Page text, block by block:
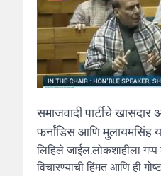
समाजवादी पार्टीचे
फर्नांडिस आणि मुलायमसिंह
लिहिले जाईल.लोकशाहीला
विचारण्याची हिंमत आणि ही